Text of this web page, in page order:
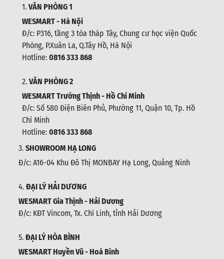
1. VĂN PHÒNG 1
WESMART - Hà Nội
Đ/c: P316, tầng 3 tòa tháp Tây, Chung cư học viện Quốc
Phòng, P.Xuân La, Q.Tây Hồ, Hà Nội
Hotline: 0816 333 868
2. VĂN PHÒNG 2
WESMART Trường Thịnh - Hồ Chí Minh
Đ/c: Số 580 Điện Biên Phủ, Phường 11, Quận 10, Tp. Hồ
Chí Minh
Hotline: 0816 333 868
3. SHOWROOM HẠ LONG
Đ/c: A16-04 Khu Đô Thị MONBAY Hạ Long, Quảng Ninh
4. ĐẠI LÝ HẢI DƯƠNG
WESMART Gia Thịnh - Hải Dương
Đ/c: KĐT Vincom, Tx. Chí Linh, tỉnh Hải Dương
5. ĐẠI LÝ HÒA BÌNH
WESMART Huyền Vũ - Hoà Bình